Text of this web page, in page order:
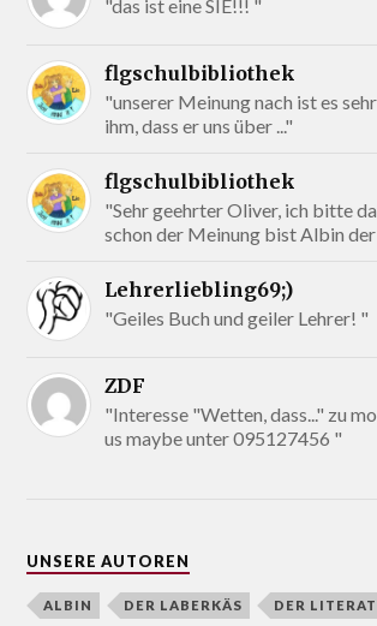
"das ist eine SIE!!! "
flgschulbibliothek
"unserer Meinung nach ist es
ihm, dass er uns über ..."
flgschulbibliothek
"Sehr geehrter Oliver, ich bitte
schon der Meinung bist Albin der
Lehrerliebling69;)
"Geiles Buch und geiler Lehrer! "
ZDF
"Interesse "Wetten, dass..." zu
us maybe unter 095127456 "
UNSERE AUTOREN
ALBIN DER LABERKÄS DER